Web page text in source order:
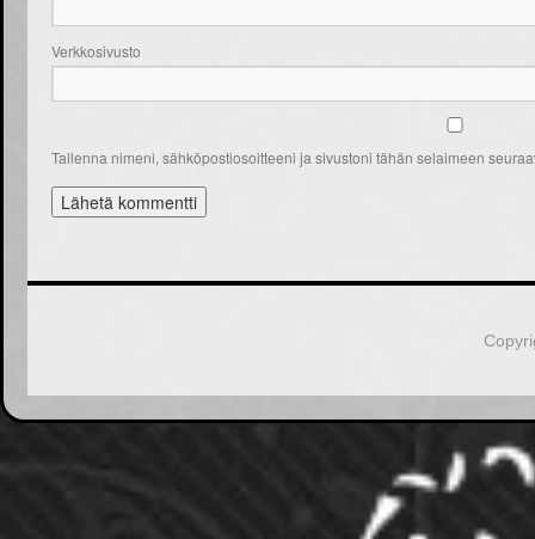
Verkkosivusto
Tallenna nimeni, sähköpostiosoitteeni ja sivustoni tähän selaimeen